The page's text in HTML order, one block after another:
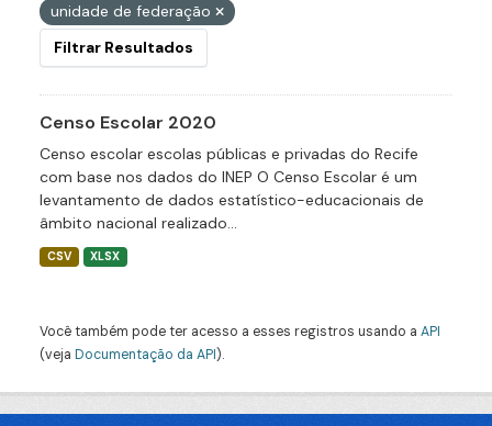
unidade de federação
Filtrar Resultados
Censo Escolar 2020
Censo escolar escolas públicas e privadas do Recife
com base nos dados do INEP O Censo Escolar é um
levantamento de dados estatístico-educacionais de
âmbito nacional realizado...
CSV XLSX
Você também pode ter acesso a esses registros usando a API
(veja Documentação da API).